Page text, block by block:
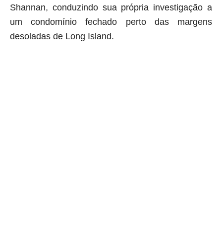
Shannan, conduzindo sua própria investigação a
um condomínio fechado perto das margens
desoladas de Long Island.